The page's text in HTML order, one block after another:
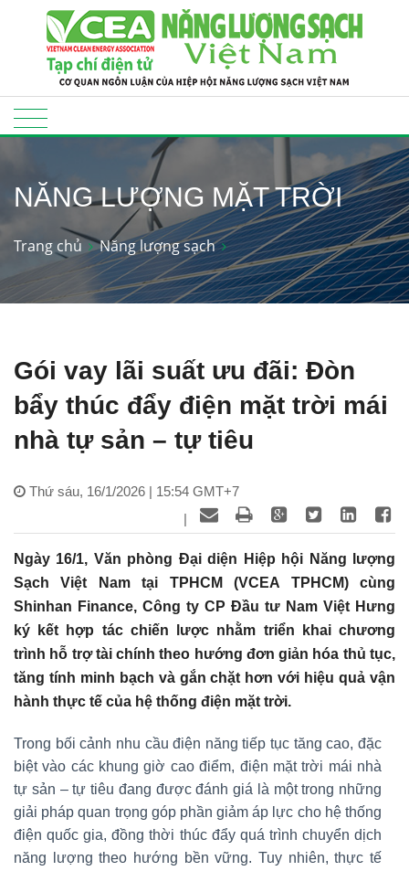
NĂNG LƯỢNG MẶT TRỜI
Trang chủ Năng lượng sạch
Gói vay lãi suất ưu đãi: Đòn
bẩy thúc đẩy điện mặt trời mái
nhà tự sản – tự tiêu
Thứ sáu, 16/1/2026 | 15:54 GMT+7
|
Ngày 16/1, Văn phòng Đại diện Hiệp hội Năng lượng
Sạch Việt Nam tại TPHCM (VCEA TPHCM) cùng
Shinhan Finance, Công ty CP Đầu tư Nam Việt Hưng
ký kết hợp tác chiến lược nhằm triển khai chương
trình hỗ trợ tài chính theo hướng đơn giản hóa thủ tục,
tăng tính minh bạch và gắn chặt hơn với hiệu quả vận
hành thực tế của hệ thống điện mặt trời.
Trong bối cảnh nhu cầu điện năng tiếp tục tăng cao, đặc
biệt vào các khung giờ cao điểm, điện mặt trời mái nhà
tự sản – tự tiêu đang được đánh giá là một trong những
giải pháp quan trọng góp phần giảm áp lực cho hệ thống
điện quốc gia, đồng thời thúc đẩy quá trình chuyển dịch
năng lượng theo hướng bền vững. Tuy nhiên, thực tế